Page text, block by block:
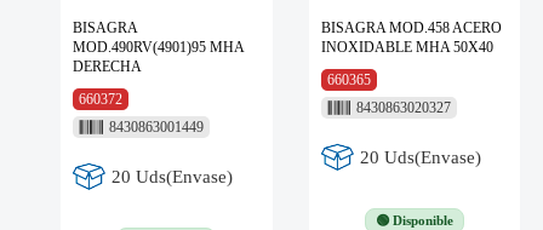
BISAGRA
MOD.490RV(4901)95 MHA
DERECHA
660372
8430863001449
20 Uds(Envase)
BISAGRA MOD.458 ACERO
INOXIDABLE MHA 50X40
660365
8430863020327
20 Uds(Envase)
🟢 Disponible